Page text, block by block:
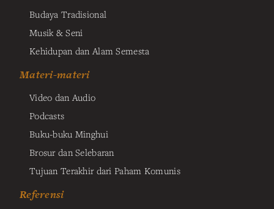
Budaya Tradisional
Musik & Seni
Kehidupan dan Alam Semesta
Materi-materi
Video dan Audio
Podcasts
Buku-buku Minghui
Brosur dan Selebaran
Tujuan Terakhir dari Paham Komunis
Referensi